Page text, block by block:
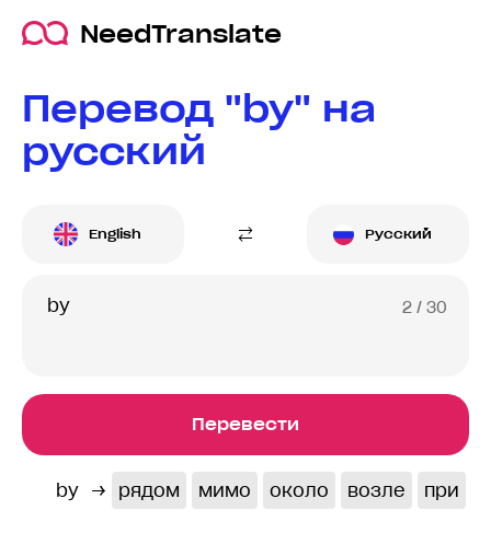
NeedTranslate
Перевод "by" на
русский
English Русский
2 / 30
Перевести
by → рядом мимо около возле при